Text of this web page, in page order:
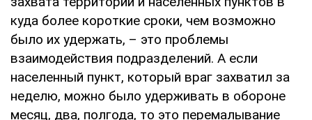
куда более короткие сроки, чем возможно
было их удержать, – это проблемы
взаимодействия подразделений. А если
населенный пункт, который враг захватил за
неделю, можно было удерживать в обороне
месяц, два, полгода, то это перемалывание